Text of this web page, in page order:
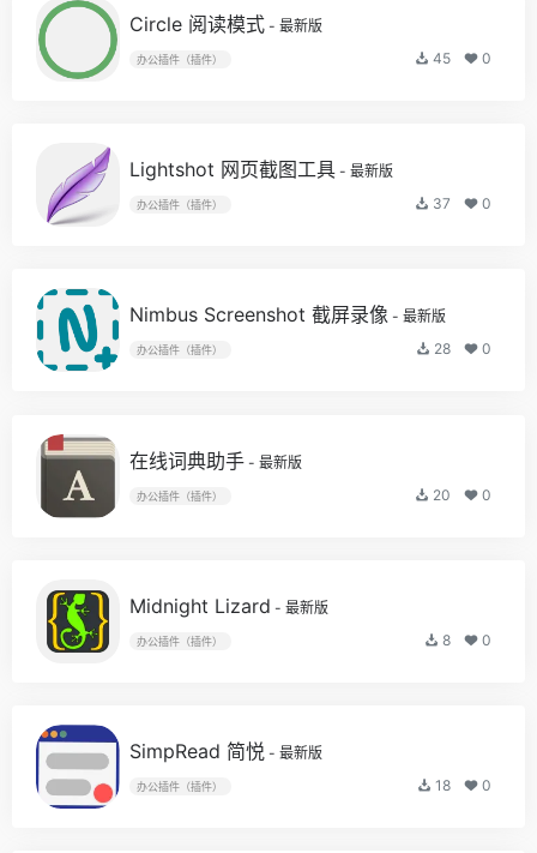
Circle 阅读模式 - 最新版
办公插件（插件） 45 0
Lightshot 网页截图工具 - 最新版
办公插件（插件） 37 0
Nimbus Screenshot 截屏录像 - 最新版
办公插件（插件） 28 0
在线词典助手 - 最新版
办公插件（插件） 20 0
Midnight Lizard - 最新版
办公插件（插件） 8 0
SimpRead 简悦 - 最新版
办公插件（插件） 18 0